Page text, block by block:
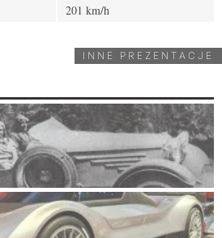
201 km/h
INNE PREZENTACJE